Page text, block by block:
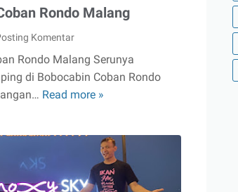
Rondo Malang
Komentar
Rondo Malang Serunya
di Bobocabin Coban Rondo
Read more »
di
Bobocabin
Coban